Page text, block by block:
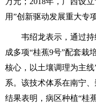
用”创新驱动发展重大专项
韦绍龙表示，通过持
成多项“桂蕉9号”配套栽
核心，以土壤调理为主
系。该技术体系在南宁
结果表明，病区种植“桂